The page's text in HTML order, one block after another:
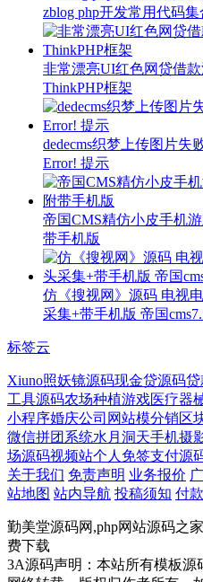
zblog php开发常用代码集
非常漂亮UI红色网贷借
ThinkPHP框架
dedecms织梦上传图片失
Error! 提示
帝国CMS精仿小皮手机
带手机版
仿《搜视网》源码 电视
采集+带手机版 帝国
标签云
Xiuno照妖镜源码现金贷源码贷
工具源码农场种植游戏医疗器
小程序婚庆公司网站模分销区
微信拼团系统水月洞天手机摄
场源码视频站个人免签支付源
关于我们 免责声明 业务报价
站地图 站内导航 投稿须知 付
勤美堂源码网,php网站源码之
费下载
3A源码声明：本站所有模板源